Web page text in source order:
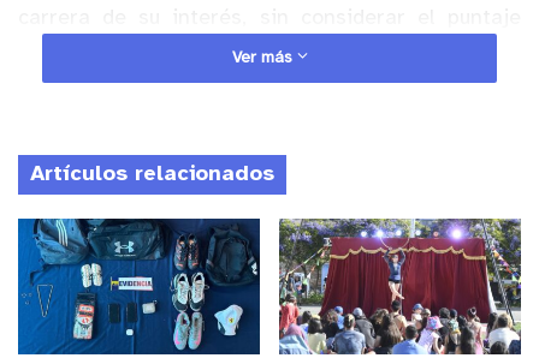
obtenido en las pruebas de selección PDT o PAES.
Macarena Sanders Frioli, coordinadora de los
Programas de Acceso Inclusivo dependientes de la
Unidad de Admisión, informó de los plazos de las
postulaciones, así como de los requisitos.
“Hasta el 29 de julio podrán postular los
interesados en participar en los Propedéuticos de
Ver más
Artículos relacionados